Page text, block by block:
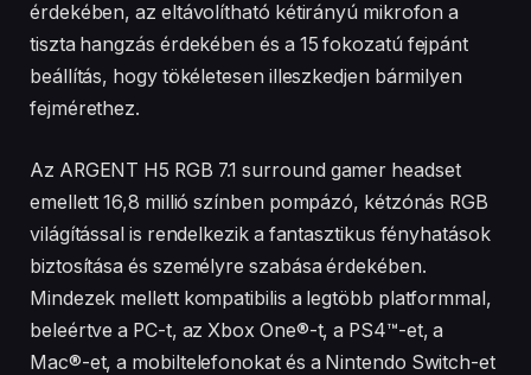
érdekében, az eltávolítható kétirányú mikrofon a
tiszta hangzás érdekében és a 15 fokozatú fejpánt
beállítás, hogy tökéletesen illeszkedjen bármilyen
fejmérethez.
Az ARGENT H5 RGB 7.1 surround gamer headset
emellett 16,8 millió színben pompázó, kétzónás RGB
világítással is rendelkezik a fantasztikus fényhatások
biztosítása és személyre szabása érdekében.
Mindezek mellett kompatibilis a legtöbb platformmal,
beleértve a PC-t, az Xbox One®-t, a PS4™-et, a
Mac®-et, a mobiltelefonokat és a Nintendo Switch-et